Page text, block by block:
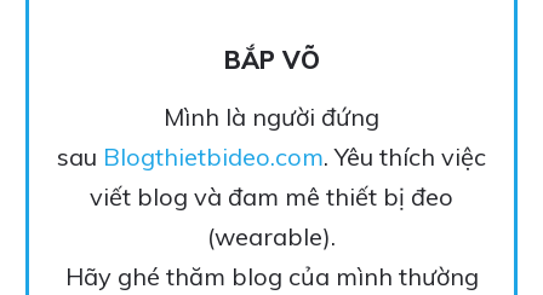
BẮP VÕ
Mình là người đứng
sau Blogthietbideo.com. Yêu thích việc
viết blog và đam mê thiết bị đeo
(wearable).
Hãy ghé thăm blog của mình thường